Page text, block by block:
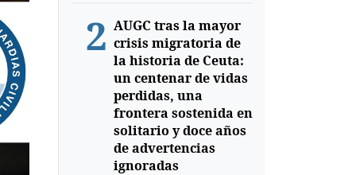
2 AUGC tras la mayor
crisis migratoria de
la historia de Ceuta:
un centenar de vidas
perdidas, una
frontera sostenida en
solitario y doce años
de advertencias
ignoradas